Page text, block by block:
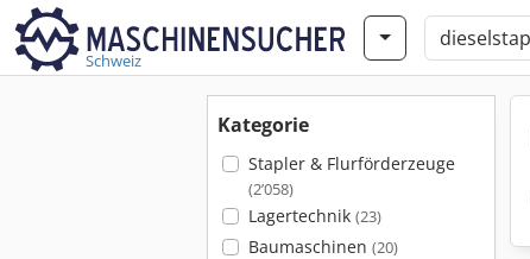
Schweiz
Kategorie
Stapler & Flurförderzeuge
(2’058)
Lagertechnik (23)
Baumaschinen (20)